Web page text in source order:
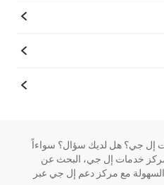
إل جي؟ هل لديك سؤال؟ سواءاً
خدمات إل جي، البحث عن
السهولة مع مركز دعم إل جي عبر